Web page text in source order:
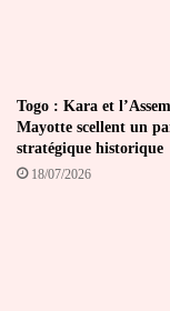
Togo : Kara et
Mayotte scellent un
stratégique historique
18/07/2026